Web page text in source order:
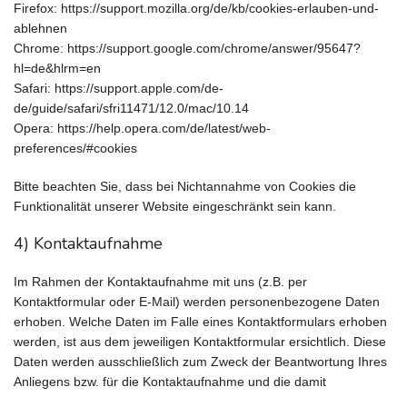
Firefox: https://support.mozilla.org/de/kb/cookies-erlauben-und-
ablehnen
Chrome: https://support.google.com/chrome/answer/95647?
hl=de&hlrm=en
Safari: https://support.apple.com/de-
de/guide/safari/sfri11471/12.0/mac/10.14
Opera: https://help.opera.com/de/latest/web-
preferences/#cookies
Bitte beachten Sie, dass bei Nichtannahme von Cookies die
Funktionalität unserer Website eingeschränkt sein kann.
4) Kontaktaufnahme
Im Rahmen der Kontaktaufnahme mit uns (z.B. per
Kontaktformular oder E-Mail) werden personenbezogene Daten
erhoben. Welche Daten im Falle eines Kontaktformulars erhoben
werden, ist aus dem jeweiligen Kontaktformular ersichtlich. Diese
Daten werden ausschließlich zum Zweck der Beantwortung Ihres
Anliegens bzw. für die Kontaktaufnahme und die damit